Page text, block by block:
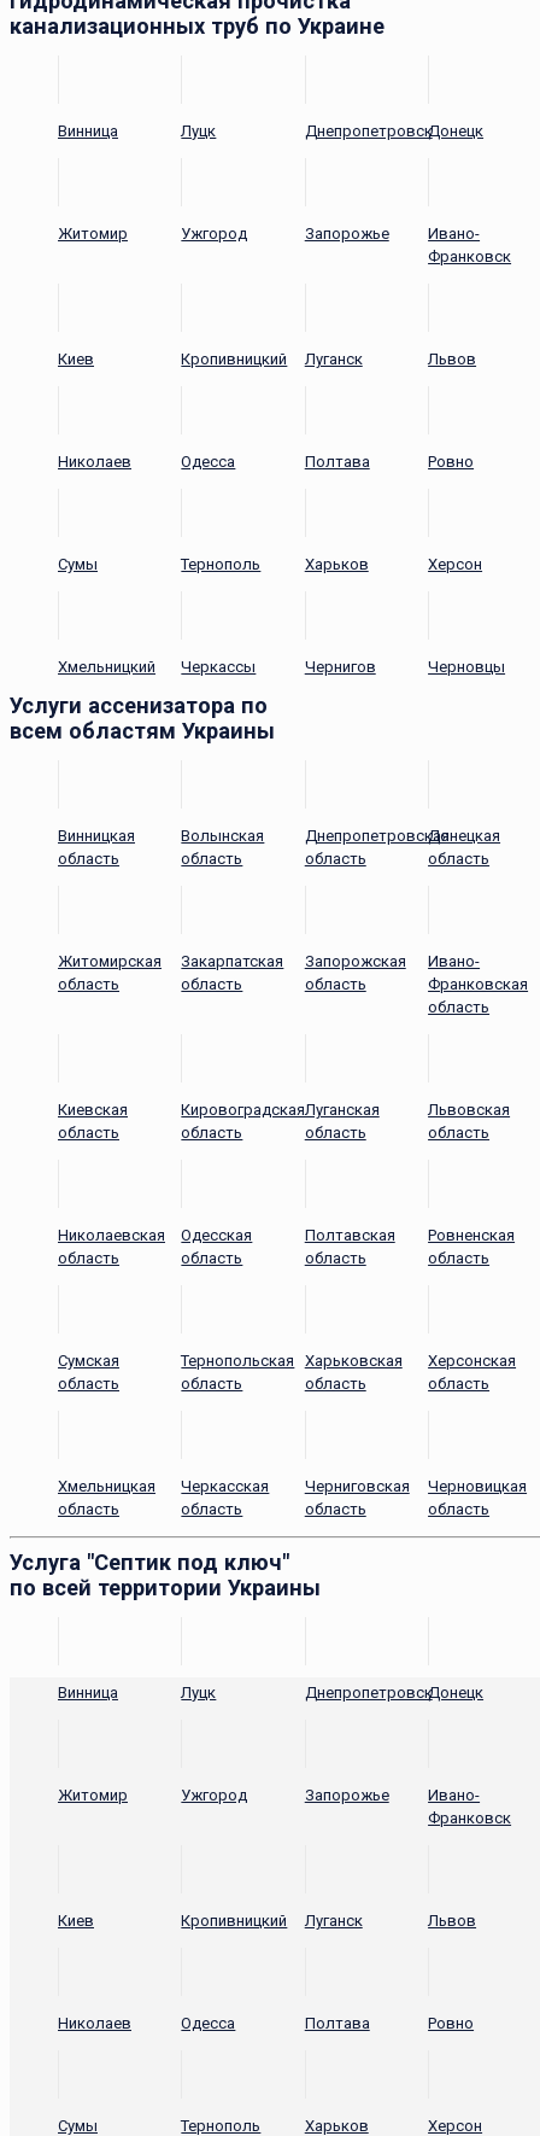
канализационных труб по Украине
Винница Луцк ДнепропетровскДонецк
Житомир Ужгород Запорожье
Ивано-
Франковск
Киев Кропивницкий Луганск Львов
Николаев Одесса Полтава Ровно
Сумы Тернополь Харьков Херсон
Хмельницкий Черкассы Чернигов Черновцы
Услуги ассенизатора по
всем областям Украины
Винницкая
область
Волынская
область
Днепропетровская
область
Донецкая
область
Житомирская
область
Закарпатская
область
Запорожская
область
Ивано-
Франковская
область
Киевская
область
Кировоградская
область
Луганская
область
Львовская
область
Николаевская
область
Одесская
область
Полтавская
область
Ровненская
область
Сумская
область
Тернопольская
область
Харьковская
область
Херсонская
область
Хмельницкая
область
Черкасская
область
Черниговская
область
Черновицкая
область
Услуга "Септик под ключ"
по всей территории Украины
Винница Луцк ДнепропетровскДонецк
Житомир Ужгород Запорожье
Ивано-
Франковск
Киев Кропивницкий Луганск Львов
Николаев Одесса Полтава Ровно
Сумы Тернополь Харьков Херсон